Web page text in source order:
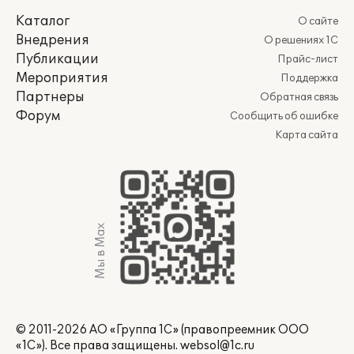
Каталог
Внедрения
Публикации
Мероприятия
Партнеры
Форум
О сайте
О решениях 1С
Прайс-лист
Поддержка
Обратная связь
Сообщить об ошибке
Карта сайта
Мы в Max
© 2011-2026 АО «Группа 1С» (правопреемник ООО
«1С»). Все права защищены. websol@1c.ru